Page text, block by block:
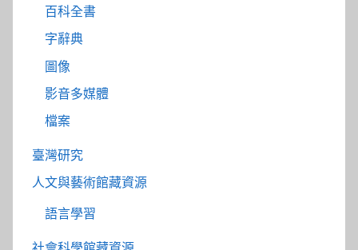
百科全書
字辭典
圖像
影音多媒體
檔案
臺灣研究
人文與藝術館藏資源
語言學習